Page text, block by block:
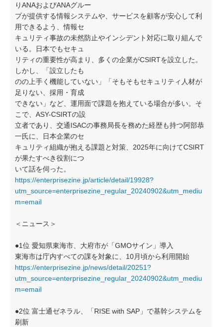
りANAおよびANAグルー
プが提供する情報システムや、サービスを顧客が安心して利
用できるよう、情報セ
キュリティ事故の未然防止やインシデント対応に取り組んで
いる。日本でもセキュ
リティの重要性が高まり、多くの企業がCSIRTを設立した。
しかし、「設立したも
のの上手く機能していない」「そもそもセキュリティ人材が
足りない、採用・育成
できない」など、運用面で課題を抱えている場合が多い。そ
こで、ASY-CSIRTの設
立者であり、交通ISACの事務局長を務めた経歴も持つ阿部恭
一氏に、日本企業のセ
キュリティ組織が抱える課題と対策、2025年に向けてCSIRT
が果たすべき役割につ
いて話を伺った。
https://enterprisezine.jp/article/detail/19928?
utm_source=enterprisezine_regular_20240902&utm_mediu
m=email
＜ニュース＞
●1位 愛知県東海市、大府市が「GMOサイン」導入
東海市は庁内すべての課を対象に、10月頃から利用開始
https://enterprisezine.jp/news/detail/20251?
utm_source=enterprisezine_regular_20240902&utm_mediu
m=email
●2位 富士通ゼネラル、「RISE with SAP」で基幹システムを
刷新